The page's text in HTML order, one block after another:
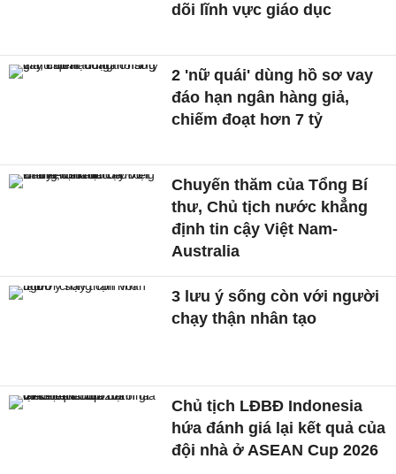
dõi lĩnh vực giáo dục
2 'nữ quái' dùng hồ sơ vay
đáo hạn ngân hàng giả,
chiếm đoạt hơn 7 tỷ
Chuyến thăm của Tổng Bí
thư, Chủ tịch nước khẳng
định tin cậy Việt Nam-
Australia
3 lưu ý sống còn với người
chạy thận nhân tạo
Chủ tịch LĐBĐ Indonesia
hứa đánh giá lại kết quả của
đội nhà ở ASEAN Cup 2026